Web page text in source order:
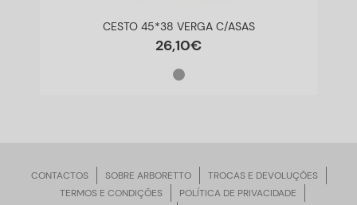
CESTO 45*38 VERGA C/ASAS
26,10€
CONTACTOS SOBRE ARBORETTO
TROCAS E DEVOLUÇÕES
TERMOS E CONDIÇÕES
POLÍTICA DE PRIVACIDADE